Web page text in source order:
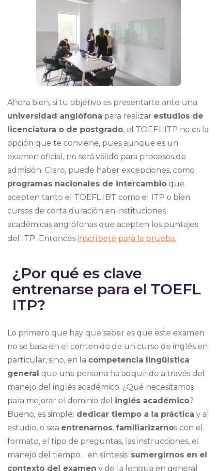
Ahora bien, si tu objetivo es presentarte ante una
universidad anglófona para realizar estudios de
licenciatura o de postgrado, el TOEFL ITP no es la
opción que te conviene, pues aunque es un
examen oficial, no será válido para procesos de
admisión. Claro, puede haber excepciones, como
programas nacionales de intercambio que
acepten tanto el TOEFL IBT como el ITP o bien
cursos de corta duración en instituciones
académicas anglófonas que acepten los puntajes
del ITP. Entonces inscríbete para la prueba.
¿Por qué es clave
entrenarse para el TOEFL
ITP?
Lo primero que hay que saber es que este examen
no se basa en el contenido de un curso de inglés en
particular, sino, en la competencia lingüística
general que una persona ha adquirido a través del
manejo del inglés académico. ¿Qué necesitamos
para mejorar el dominio del inglés académico?
Bueno, es simple: dedicar tiempo a la práctica y al
estudio, o sea entrenarnos, familiarizarnos con el
formato, el tipo de preguntas, las instrucciones, el
manejo del tiempo… en síntesis: sumergirnos en el
contexto del examen y de la lengua en general